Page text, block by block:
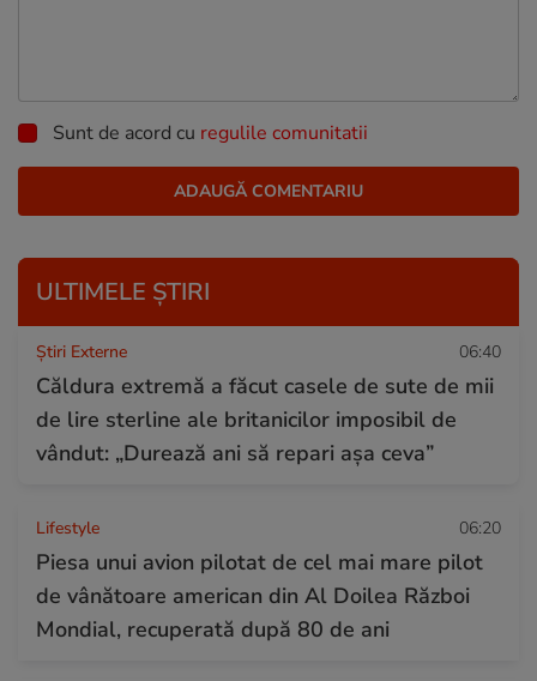
Sunt de acord cu regulile comunitatii
ULTIMELE ȘTIRI
Știri Externe 06:40
Căldura extremă a făcut casele de sute de mii
de lire sterline ale britanicilor imposibil de
vândut: „Durează ani să repari așa ceva”
Lifestyle 06:20
Piesa unui avion pilotat de cel mai mare pilot
de vânătoare american din Al Doilea Război
Mondial, recuperată după 80 de ani